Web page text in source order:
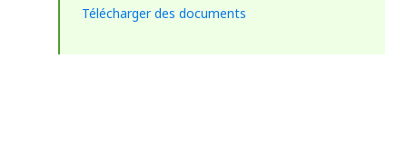
Télécharger des documents